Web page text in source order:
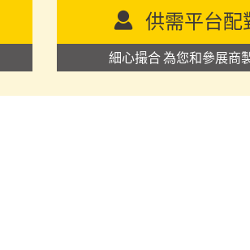
供需平台配
細心撮合 為您和參展商